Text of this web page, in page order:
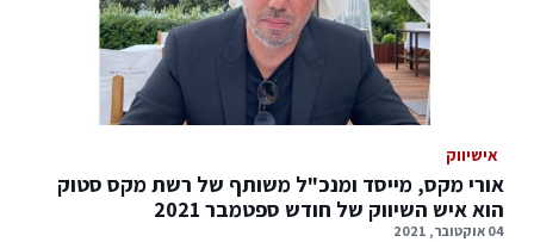
אישיווק
אורי מקס, מייסד ומנכ"ל משותף של רשת מקס סטוק
הוא איש השיווק של חודש ספטמבר 2021
04 אוקטובר, 2021